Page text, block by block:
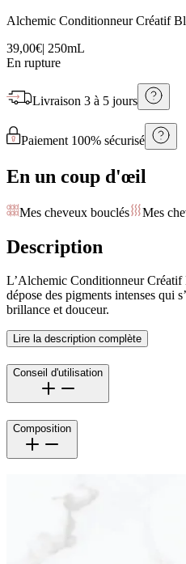
Alchemic Conditionneur Créatif
39,00€| 250mL
En rupture
Livraison 3 à 5 jours
Paiement 100% sécurisé
En un coup d'œil
Mes cheveux bouclés Mes
Description
L’Alchemic Conditionneur Créatif
dépose des pigments intenses qui
brillance et douceur.
Lire la description complète
Conseil d'utilisation
Composition